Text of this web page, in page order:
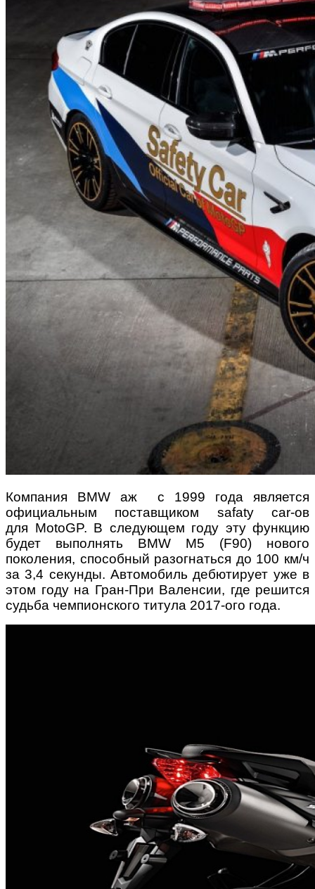
Компания BMW аж с 1999 года является
официальным поставщиком safaty car-ов
для MotoGP. В следующем году эту функцию
будет выполнять BMW M5 (F90) нового
поколения, способный разогнаться до 100 км/ч
за 3,4 секунды. Автомобиль дебютирует уже в
этом году на Гран-При Валенсии, где решится
судьба чемпионского титула 2017-ого года.